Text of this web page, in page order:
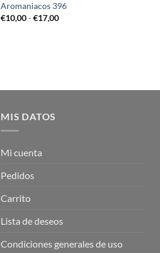
Aromaniacos 396
€10,00-€17,00Rango
MIS DATOS
Mi cuenta
Pedidos
Carrito
Lista de deseos
Condiciones generales de uso